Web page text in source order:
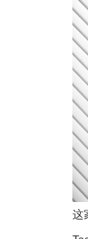
这